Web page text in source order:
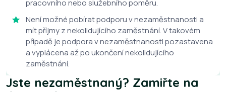
pracovního nebo služebního poměru.
Není možné pobírat podporu v nezaměstnanosti a
mít příjmy z nekolidujícího zaměstnání. V takovém
případě je podpora v nezaměstnanosti pozastavena
a vyplácena až po ukončení nekolidujícího
zaměstnání.
Jste nezaměstnaný? Zamiřte na